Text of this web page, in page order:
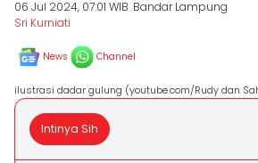
06 Jul 2024, 07:01 WIB Bandar Lampung
Sri Kurniati
News Channel
ilustrasi dadar gulung (youtube.com/Rudy dan
Intinya Sih